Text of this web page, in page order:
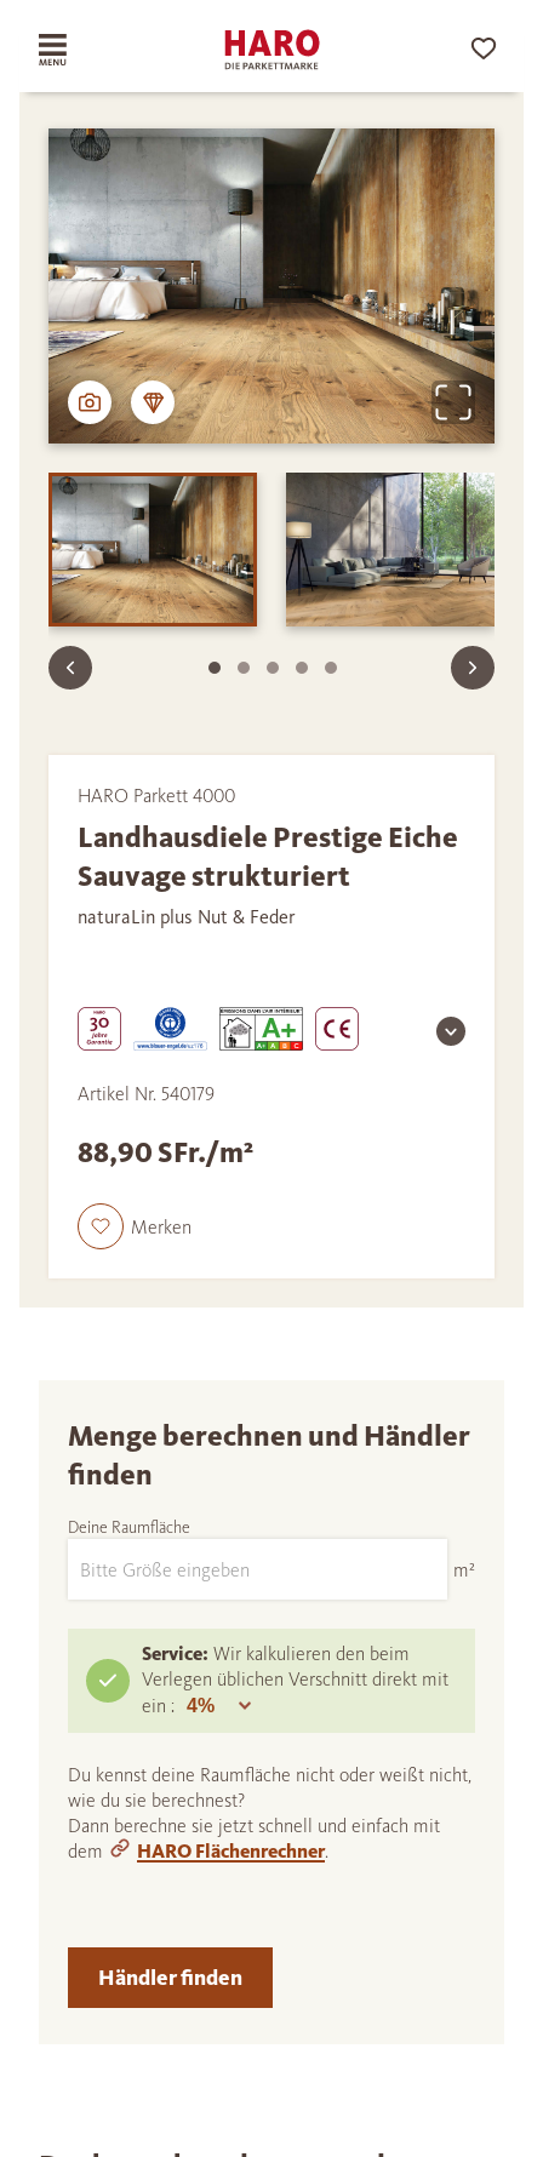
HARO Parkett 4000
Landhausdiele Prestige Eiche
Sauvage strukturiert
naturaLin plus Nut & Feder
Artikel Nr. 540179
88,90 SFr./m²
Merken
Menge berechnen und Händler
finden
Deine Raumfläche
m²
Service: Wir kalkulieren den beim
Verlegen üblichen Verschnitt direkt mit
ein :
Du kennst deine Raumfläche nicht oder weißt nicht,
wie du sie berechnest?
Dann berechne sie jetzt schnell und einfach mit
dem
HARO Flächenrechner.
Händler finden